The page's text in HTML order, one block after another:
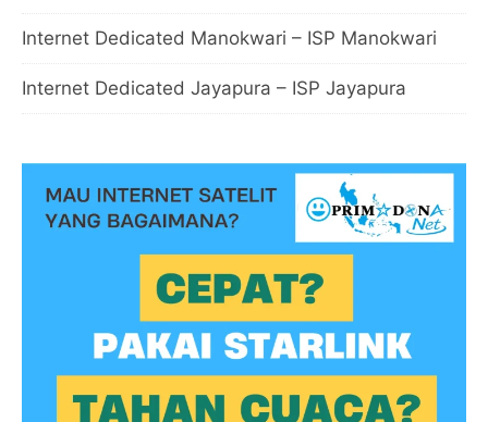
Internet Dedicated Manokwari – ISP Manokwari
Internet Dedicated Jayapura – ISP Jayapura